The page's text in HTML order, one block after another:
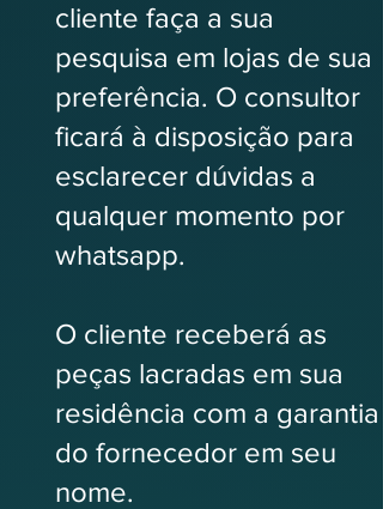
cliente faça a sua
pesquisa em lojas de sua
preferência. O consultor
ficará à disposição para
esclarecer dúvidas a
qualquer momento por
whatsapp.
O cliente receberá as
peças lacradas em sua
residência com a garantia
do fornecedor em seu
nome.